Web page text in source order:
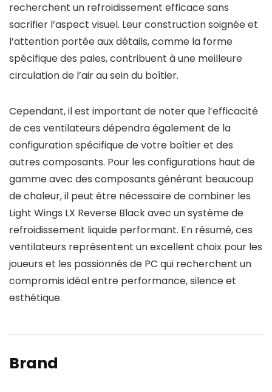
recherchent un refroidissement efficace sans
sacrifier l’aspect visuel. Leur construction soignée et
l’attention portée aux détails, comme la forme
spécifique des pales, contribuent à une meilleure
circulation de l’air au sein du boîtier.
Cependant, il est important de noter que l’efficacité
de ces ventilateurs dépendra également de la
configuration spécifique de votre boîtier et des
autres composants. Pour les configurations haut de
gamme avec des composants générant beaucoup
de chaleur, il peut être nécessaire de combiner les
Light Wings LX Reverse Black avec un système de
refroidissement liquide performant. En résumé, ces
ventilateurs représentent un excellent choix pour les
joueurs et les passionnés de PC qui recherchent un
compromis idéal entre performance, silence et
esthétique.
Brand